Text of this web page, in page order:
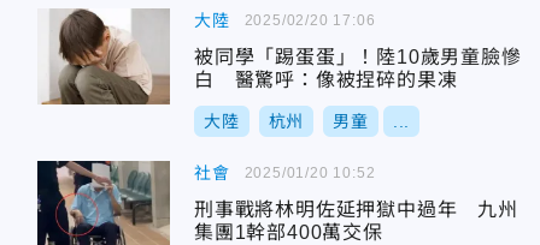
大陸
被同學「踢蛋蛋」！陸10歲男童臉慘
白 醫驚呼：像被捏碎的果凍
大陸 杭州 男童
2025/02/20 17:06
社會
刑事戰將林明佐延押獄中過年 九州
集團1幹部400萬交保
2025/01/20 10:52